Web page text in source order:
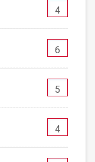
4
6
5
4